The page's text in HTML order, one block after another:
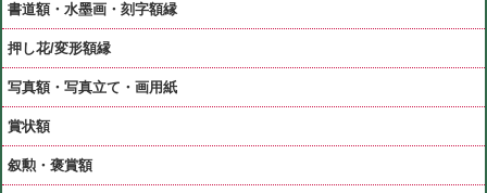
書道額・水墨画・刻字額縁
押し花/変形額縁
写真額・写真立て・画用紙
賞状額
叙勲・褒賞額